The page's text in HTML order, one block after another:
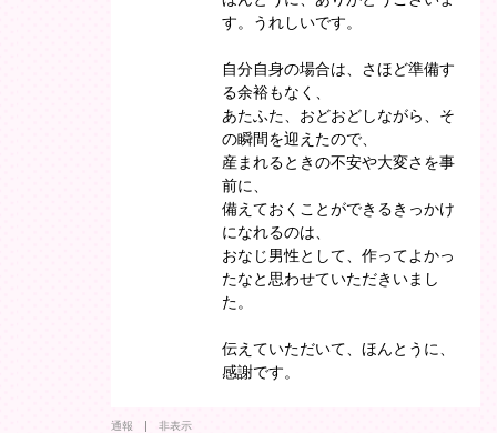
す。うれしいです。
自分自身の場合は、さほど準備す
る余裕もなく、
あたふた、おどおどしながら、そ
の瞬間を迎えたので、
産まれるときの不安や大変さを事
前に、
備えておくことができるきっかけ
になれるのは、
おなじ男性として、作ってよかっ
たなと思わせていただきいまし
た。
伝えていただいて、ほんとうに、
感謝です。
通報 非表示